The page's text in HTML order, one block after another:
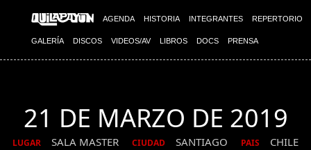
AGENDA HISTORIA INTEGRANTES REPERTORIO
GALERÍA DISCOS VIDEOS/AV LIBROS DOCS PRENSA
21 DE MARZO DE 2019
LUGAR SALA MASTER CIUDAD SANTIAGO PAIS CHILE